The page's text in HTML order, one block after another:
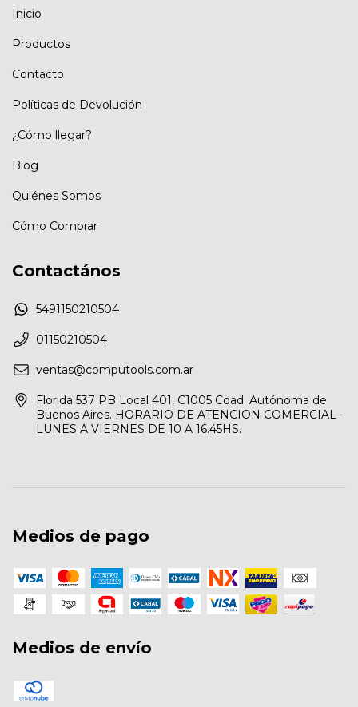
Inicio
Productos
Contacto
Políticas de Devolución
¿Cómo llegar?
Blog
Quiénes Somos
Cómo Comprar
Contactános
5491150210504
01150210504
ventas@computools.com.ar
Florida 537 PB Local 401, C1005 Cdad. Autónoma de
Buenos Aires. HORARIO DE ATENCION COMERCIAL -
LUNES A VIERNES DE 10 A 16.45HS.
Medios de pago
Medios de envío